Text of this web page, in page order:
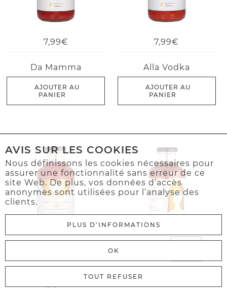
7,99€
Da Mamma
AJOUTER AU
PANIER
7,99€
Alla Vodka
AJOUTER AU
PANIER
Di Pomodoro Al
AVIS SUR LES COOKIES
Nous définissons les cookies nécessaires pour
assurer une fonctionnalité sans erreur de ce
site Web. De plus, vos données d’accès
anonymes sont utilisées pour l’analyse des
clients.
PLUS D'INFORMATIONS
OK
TOUT REFUSER